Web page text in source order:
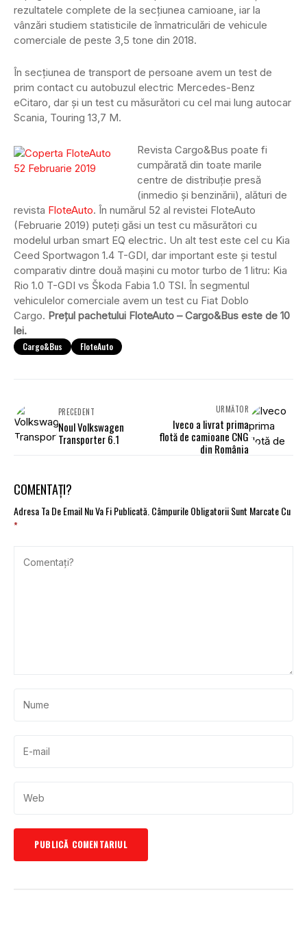
rezultatele complete de la secțiunea camioane, iar la
vânzări studiem statisticile de înmatriculări de vehicule
comerciale de peste 3,5 tone din 2018.
În secțiunea de transport de persoane avem un test de
prim contact cu autobuzul electric Mercedes-Benz
eCitaro, dar și un test cu măsurători cu cel mai lung autocar
Scania, Touring 13,7 M.
Revista Cargo&Bus poate fi
cumpărată din toate marile
centre de distribuție presă
(inmedio și benzinării), alături de
revista FloteAuto. În numărul 52 al revistei FloteAuto
(Februarie 2019) puteți găsi un test cu măsurători cu
modelul urban smart EQ electric. Un alt test este cel cu Kia
Ceed Sportwagon 1.4 T-GDI, dar important este și testul
comparativ dintre două mașini cu motor turbo de 1 litru: Kia
Rio 1.0 T-GDI vs Škoda Fabia 1.0 TSI. În segmentul
vehiculelor comerciale avem un test cu Fiat Doblo
Cargo. Prețul pachetului FloteAuto – Cargo&Bus este de 10
lei.
Cargo&Bus FloteAuto
PRECEDENT
Noul Volkswagen
Transporter 6.1
URMĂTOR
Iveco a livrat prima
flotă de camioane CNG
din România
COMENTAȚI?
Adresa Ta De Email Nu Va Fi Publicată. Câmpurile Obligatorii Sunt Marcate Cu
*